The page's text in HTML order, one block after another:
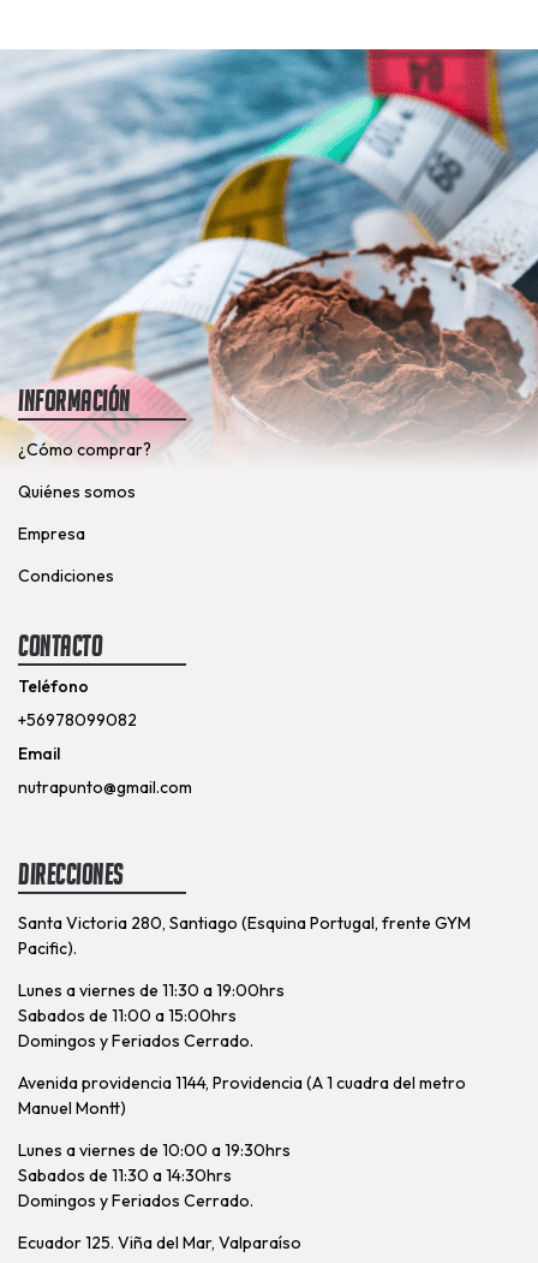
Información
¿Cómo comprar?
Quiénes somos
Empresa
Condiciones
Contacto
Teléfono
+56978099082
Email
nutrapunto@gmail.com
Direcciones
Santa Victoria 280, Santiago (Esquina Portugal, frente GYM
Pacific).
Lunes a viernes de 11:30 a 19:00hrs
Sabados de 11:00 a 15:00hrs
Domingos y Feriados Cerrado.
Avenida providencia 1144, Providencia (A 1 cuadra del metro
Manuel Montt)
Lunes a viernes de 10:00 a 19:30hrs
Sabados de 11:30 a 14:30hrs
Domingos y Feriados Cerrado.
Ecuador 125. Viña del Mar, Valparaíso